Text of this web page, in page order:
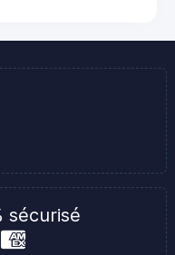
sécurisé